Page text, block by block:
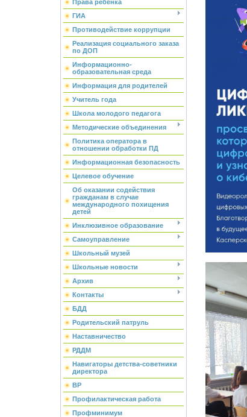
Права ребёнка
ГИА
Противодействие коррупции
Реализация социального заказа
по ДОП
Информационно-
образовательная среда
Информация для родителей
Учитель года
Школа молодого педагога
Методические объединения
Политика оператора в
отношении обработки ПД
Информационная безопасность
Целевое обучение
Об оказании содействия
гражданам в случае
международного похищения
детей
Инклюзивное образование
Самоуправление
Школьный музей
Школьные новости
Архив
Контакты
БДД
Родительский патруль
Наставничество
РДДМ
Навигаторы детства-советники
директора
ВР
Профилактическая работа
Профминимум